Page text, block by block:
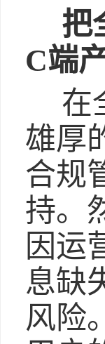
把
C端
在
雄厚
合规
持。
因运
息缺
风险